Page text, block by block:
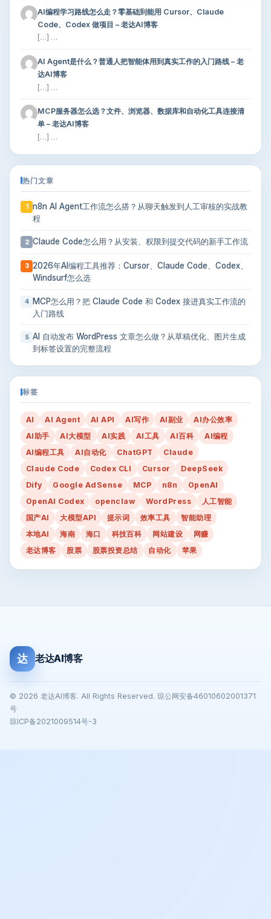
AI编程学习路线怎么走？零基础到能用 Cursor、Claude
Code、Codex 做项目 – 老达AI博客
[…] …
AI Agent是什么？普通人把智能体用到真实工作的入门路线 – 老
达AI博客
[…] …
MCP服务器怎么选？文件、浏览器、数据库和自动化工具连接清
单 – 老达AI博客
[…] …
热门文章
1
n8n AI Agent工作流怎么搭？从聊天触发到人工审核的实战教
程
2 Claude Code怎么用？从安装、权限到提交代码的新手工作流
3 2026年AI编程工具推荐：Cursor、Claude Code、Codex、
Windsurf怎么选
4 MCP怎么用？把 Claude Code 和 Codex 接进真实工作流的
入门路线
5 AI 自动发布 WordPress 文章怎么做？从草稿优化、图片生成
到标签设置的完整流程
标签
AI AI Agent AI API AI写作 AI副业
AI办公效率
AI助手
AI大模型 AI实践 AI工具 AI百科
AI编程
AI编程工具
AI自动化 ChatGPT
Claude
Claude Code
Codex CLI Cursor
DeepSeek
Dify
Google AdSense MCP n8n
OpenAI
OpenAI Codex
openclaw WordPress
人工智能
国产AI
大模型API 提示词 效率工具
智能助理
本地AI
海南 海口 科技百科 网站建设
网赚
老达博客
股票 股票投资总结 自动化 苹果
达 老达AI博客
© 2026 老达AI博客. All Rights Reserved. 琼公网安备46010602001371
号
琼ICP备2021009514号-3